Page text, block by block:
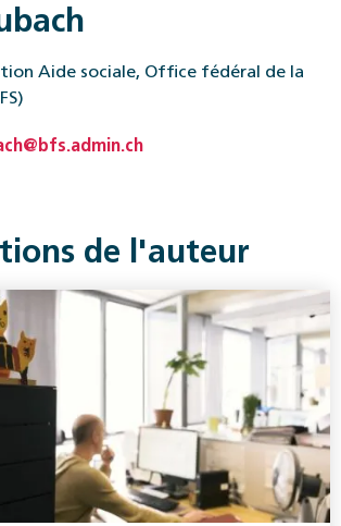
Aide sociale, Office fédéral de la
de l'auteur